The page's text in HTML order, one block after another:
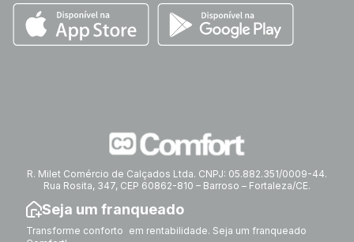
R. Milet Comércio de Calçados Ltda. CNPJ: 05.882.351/0009-44.
Rua Rosita, 347, CEP 60862-810 – Barroso – Fortaleza/CE.
Seja um franqueado
Transforme conforto em rentabilidade. Seja um franqueado